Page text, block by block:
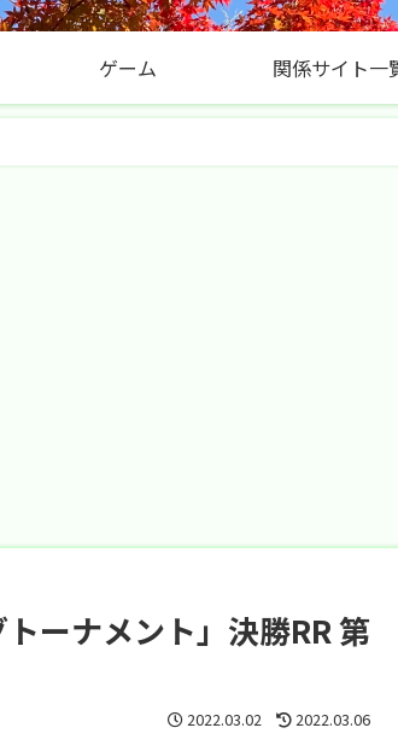
ゲーム 関係サイト一
ーナメント」決勝RR 第
2022.03.02 2022.03.06